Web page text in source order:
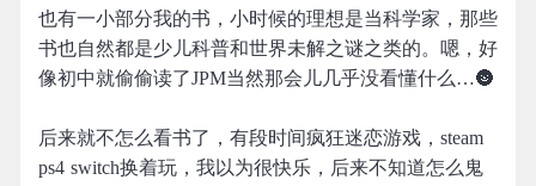
也有一小部分我的书，小时候的理想是当科学家，那些
书也自然都是少儿科普和世界未解之谜之类的。嗯，好
像初中就偷偷读了JPM当然那会儿几乎没看懂什么…🌚
后来就不怎么看书了，有段时间疯狂迷恋游戏，steam
ps4 switch换着玩，我以为很快乐，后来不知道怎么鬼